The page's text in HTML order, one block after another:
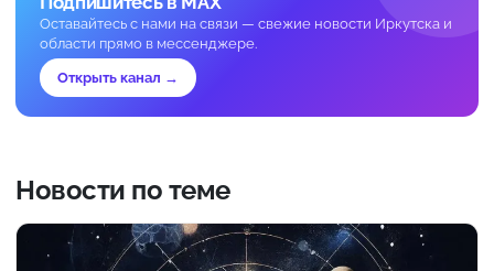
Оставайтесь с нами на связи — свежие новости Иркутска и
области прямо в мессенджере.
Открыть канал →
Новости по теме